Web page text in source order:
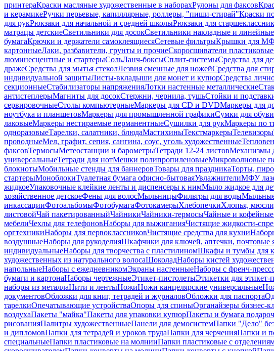
принтераКраски масляные художественные в наборахРулоны для факсов
и керамикеРучки перьевые, капиллярные, роллеры, "пиши-стирай"Краски
для рукРюкзаки для начальной и средней школыРюкзаки для
матрацы детскиеСветильники для досокСветильники накладные и линейные
бумагаКрючки и держатели самоклеящиесяСетевые фильтрыКрышки для
картонныеЛаки, разбавители, грунты и прочиеСкоросшиватели пластиковые
люминесцентные и стартерыСольЛанч-боксыСплит-системыСредства для
дражеСредства для мытья стеколЛезвия сменные для ножейСредства для
индивидуальной защитыЛисты-вкладыши для монет и купюрСредства
секционныеСтабилизаторы напряженияЛотки настенные металлические
антистеплерыМагниты для досокСтержни, чернила, тушьСтойки и
сервировочныеСтолы компьютерныеМаркеры для CD и DVDМаркеры для
ноутбука и планшетовМаркеры для промышленной графикиСумки для обуви
лаковыеМаркеры нестираемые перманентныеСушилки для рукМаркеры по
одноразовыеТарелки, салатники, блюдаМастихиныТекстмаркерыТелевизоры
проводныеМел, графит, сепия, сангина, соус, уголь художественные
факсовТермосыМетеостанции и барометрыТетради 12-24 листовМеханизмы
универсальныеТетради для нотМешки полипропиленовыеМикроволновые
блокнотыМобильные стенды для баннеровТовары для праздникаТорты,
стартерыМоноблокиТуалетная бумага офисно-бытоваяУвлажнителиМФУ
жидкоеУпаковочные клейкие ленты и диспенсеры к нимМыло жидкое для
хозяйственное детскоеФены для волосМыльницыФильтры для воды
инкассацииФотоальбомыФотобумагаФотокамерыХлебопечкиХлопья,
листовойЧай пакетированныйЧайникиЧайники-термосыЧайные и
мебелиЧехлы для телефоновНаборы для выжиганияЧистящие жидкости-
оргтехникиНаборы для первоклассниковЧистящие средства для кухни
воздушныеНаборы для рукоделияШкафчики для ключей, аптечки, почтовые
индивидуальныеНаборы для творчества с пластилиномШкафы и тумбы для
художественных из натурального волосаШоколадНаборы кистей
напольныеНаборы с ежедневникомЭкраны настенныеНаборы с френч-
бумаги и картонаНаборы чертежныеЭтикет-пистолетыЭтикетки для этикет-
наборы из металлаНити и лентыНожиНожи канцелярские универсальные
документовОбложки для книг, тетрадей и журналовОбложки для паспорта
тарелкиОпечатывающие устройстваОпоры для спиныОрганайзеры бизнес-
воздухаПакеты "майка"Пакеты для упаковки купюрПакеты и бумага
рисованияПалитры художественныеПанели для демосистемПапки "Дело"
и дипломовПапки для тетрадей и уроков трудаПапки для черченияПапки и
специальныеПапки пластиковые на молнииПапки пластиковые с